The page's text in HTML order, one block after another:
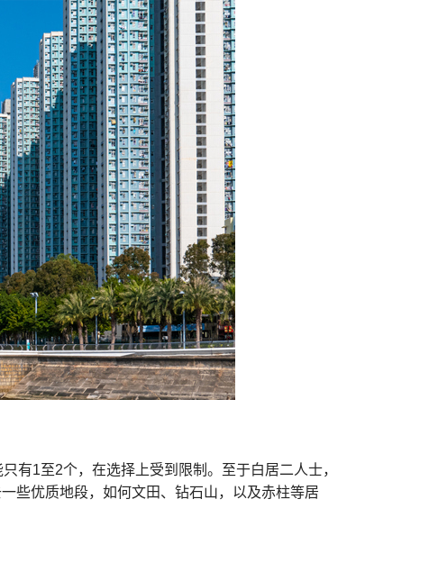
有1至2个，在选择上受到限制。至于白居二人士，
些优质地段，如何文田、钻石山，以及赤柱等居